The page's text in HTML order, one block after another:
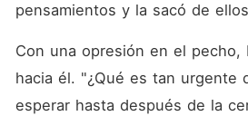
pensamientos y la sacó de
Con una opresión en el pecho,
hacia él. "¿Qué es tan urgente
esperar hasta después de la